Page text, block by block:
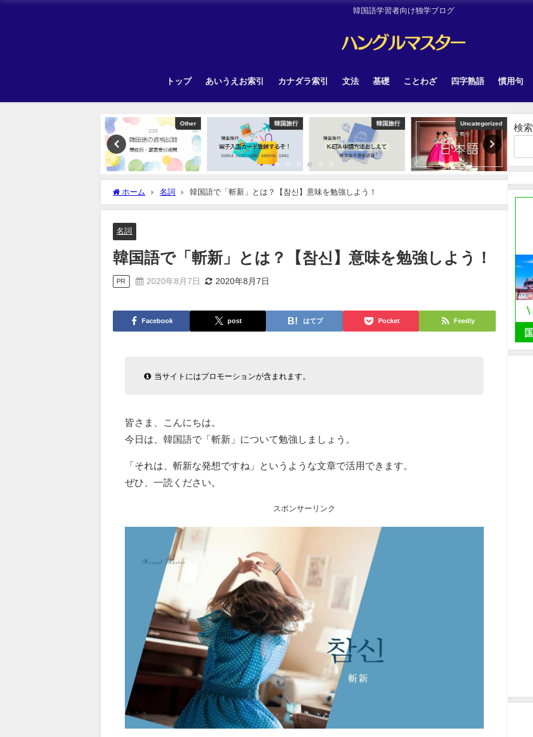
韓国語学習者向け独学ブログ
トップ あいうえお索引 カナダラ索引 文法 基礎 ことわざ 四字熟語 慣用句
Other 韓国旅行 韓国旅行 Uncategorized
ホーム 名詞 韓国語で「斬新」とは？【참신】意味を勉強しよう！
名詞
韓国語で「斬新」とは？【참신】意味を勉強しよう！
PR 2020年8月7日 2020年8月7日
Facebook post はてブ Pocket Feedly
当サイトにはプロモーションが含まれます。
皆さま、こんにちは。
今日は、韓国語で「斬新」について勉強しましょう。
「それは、斬新な発想ですね」というような文章で活用できます。
ぜひ、一読ください。
スポンサーリンク
検索